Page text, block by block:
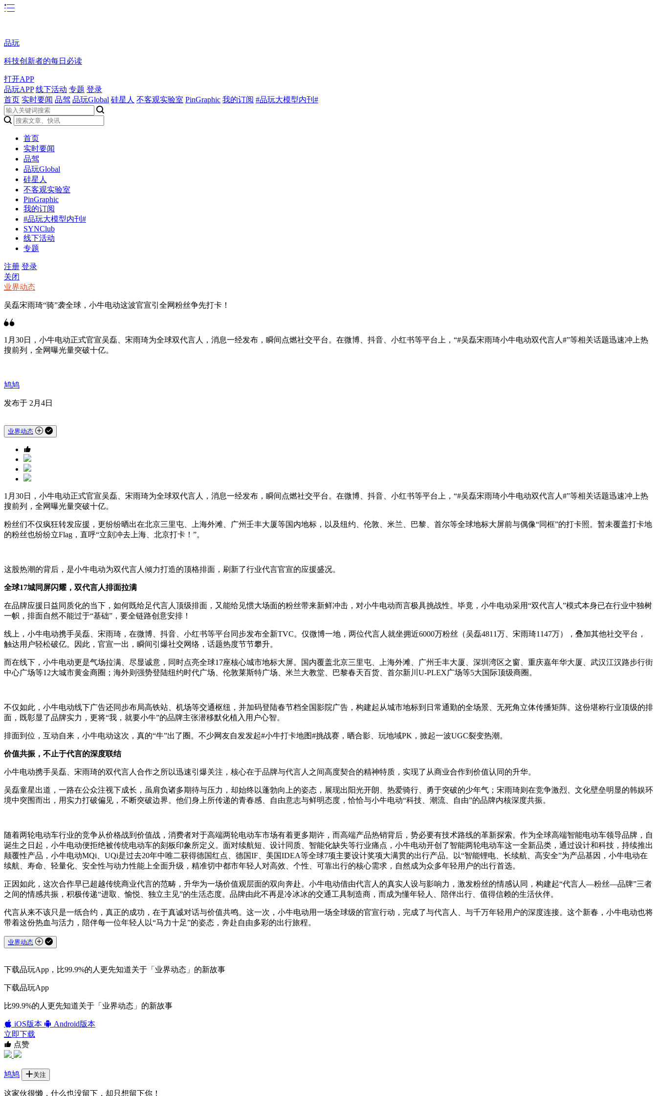
品玩
科技创新者的每日必读
打开APP
品玩APP 线下活动 专题 登录
首页 实时要闻 品驾 品玩Global 硅星人 不客观实验室 PinGraphic 我的订阅 #品玩大模型内刊#
首页
实时要闻
品驾
品玩Global
硅星人
不客观实验室
PinGraphic
我的订阅
#品玩大模型内刊#
SYNClub
线下活动
专题
注册 登录
关闭
业界动态
吴磊宋雨琦“骑”袭全球，小牛电动这波官宣引全网粉丝争先打卡！
1月30日，小牛电动正式官宣吴磊、宋雨琦为全球双代言人，消息一经发布，瞬间点燃社交平台。在微博、抖音、小红书等平台上，“#吴磊宋雨琦小牛电动双代言人#”等相关话题迅速冲上热
搜前列，全网曝光量突破十亿。
鸠鸠
发布于 2月4日
业界动态
1月30日，小牛电动正式官宣吴磊、宋雨琦为全球双代言人，消息一经发布，瞬间点燃社交平台。在微博、抖音、小红书等平台上，“#吴磊宋雨琦小牛电动双代言人#”等相关话题迅速冲上热
搜前列，全网曝光量突破十亿。
粉丝们不仅疯狂转发应援，更纷纷晒出在北京三里屯、上海外滩、广州壬丰大厦等国内地标，以及纽约、伦敦、米兰、巴黎、首尔等全球地标大屏前与偶像“同框”的打卡照。暂未覆盖打卡地
的粉丝也纷纷立Flag，直呼“立刻冲去上海、北京打卡！”。
这股热潮的背后，是小牛电动为双代言人倾力打造的顶格排面，刷新了行业代言官宣的应援盛况。
全球17城同屏闪耀，双代言人排面拉满
在品牌应援日益同质化的当下，如何既给足代言人顶级排面，又能给见惯大场面的粉丝带来新鲜冲击，对小牛电动而言极具挑战性。毕竟，小牛电动采用“双代言人”模式本身已在行业中独树
一帜，排面自然不能过于“基础”，要全链路创意安排！
线上，小牛电动携手吴磊、宋雨琦，在微博、抖音、小红书等平台同步发布全新TVC。仅微博一地，两位代言人就坐拥近6000万粉丝（吴磊4811万、宋雨琦1147万），叠加其他社交平台，
触达用户轻松破亿。因此，官宣一出，瞬间引爆社交网络，话题热度节节攀升。
而在线下，小牛电动更是气场拉满、尽显诚意，同时点亮全球17座核心城市地标大屏。国内覆盖北京三里屯、上海外滩、广州壬丰大厦、深圳湾区之窗、重庆嘉年华大厦、武汉江汉路步行街
中心广场等12大城市黄金商圈；海外则强势登陆纽约时代广场、伦敦莱斯特广场、米兰大教堂、巴黎春天百货、首尔新川U-PLEX广场等5大国际顶级商圈。
不仅如此，小牛电动线下广告还同步布局高铁站、机场等交通枢纽，并加码登陆春节档全国影院广告，构建起从城市地标到日常通勤的全场景、无死角立体传播矩阵。这份堪称行业顶级的排
面，既彰显了品牌实力，更将“我，就要小牛”的品牌主张潜移默化植入用户心智。
排面到位，互动自来，小牛电动这次，真的“牛”出了圈。不少网友自发发起#小牛打卡地图#挑战赛，晒合影、玩地域PK，掀起一波UGC裂变热潮。
价值共振，不止于代言的深度联结
小牛电动携手吴磊、宋雨琦的双代言人合作之所以迅速引爆关注，核心在于品牌与代言人之间高度契合的精神特质，实现了从商业合作到价值认同的升华。
吴磊童星出道，一路在公众注视下成长，虽肩负诸多期待与压力，却始终以蓬勃向上的姿态，展现出阳光开朗、热爱骑行、勇于突破的少年气；宋雨琦则在竞争激烈、文化壁垒明显的韩娱环
境中突围而出，用实力打破偏见，不断突破边界。他们身上所传递的青春感、自由意志与鲜明态度，恰恰与小牛电动“科技、潮流、自由”的品牌内核深度共振。
随着两轮电动车行业的竞争从价格战到价值战，消费者对于高端两轮电动车市场有着更多期许，而高端产品热销背后，势必要有技术路线的革新探索。作为全球高端智能电动车领导品牌，自
诞生之日起，小牛电动便拒绝被传统电动车的刻板印象所定义。面对续航短、设计同质、智能化缺失等行业痛点，小牛电动开创了智能两轮电动车这一全新品类，通过设计和科技，持续推出
颠覆性产品，小牛电动MQi、UQi是过去20年中唯二获得德国红点、德国IF、美国IDEA等全球7项主要设计奖项大满贯的出行产品。以“智能锂电、长续航、高安全”为产品基因，小牛电动在
续航、寿命、轻量化、安全性与动力性能上全面升级，精准切中都市年轻人对高效、个性、可靠出行的核心需求，自然成为众多年轻用户的出行首选。
正因如此，这次合作早已超越传统商业代言的范畴，升华为一场价值观层面的双向奔赴。小牛电动借由代言人的真实人设与影响力，激发粉丝的情感认同，构建起“代言人—粉丝—品牌”三者
之间的情感共振，积极传递“进取、愉悦、独立主见”的生活态度。品牌由此不再是冷冰冰的交通工具制造商，而成为懂年轻人、陪伴出行、值得信赖的生活伙伴。
代言从来不该只是一纸合约，真正的成功，在于真诚对话与价值共鸣。这一次，小牛电动用一场全球级的官宣行动，完成了与代言人、与千万年轻用户的深度连接。这个新春，小牛电动也将
带着这份热血与活力，陪伴每一位年轻人以“马力十足”的姿态，奔赴自由多彩的出行旅程。
业界动态
下载品玩App，比99.9%的人更先知道关于「业界动态」的新故事
下载品玩App
比99.9%的人更先知道关于「业界动态」的新故事
iOS版本
Android版本
立即下载
点赞
鸠鸠 关注
这家伙很懒，什么也没留下，却只想留下你！